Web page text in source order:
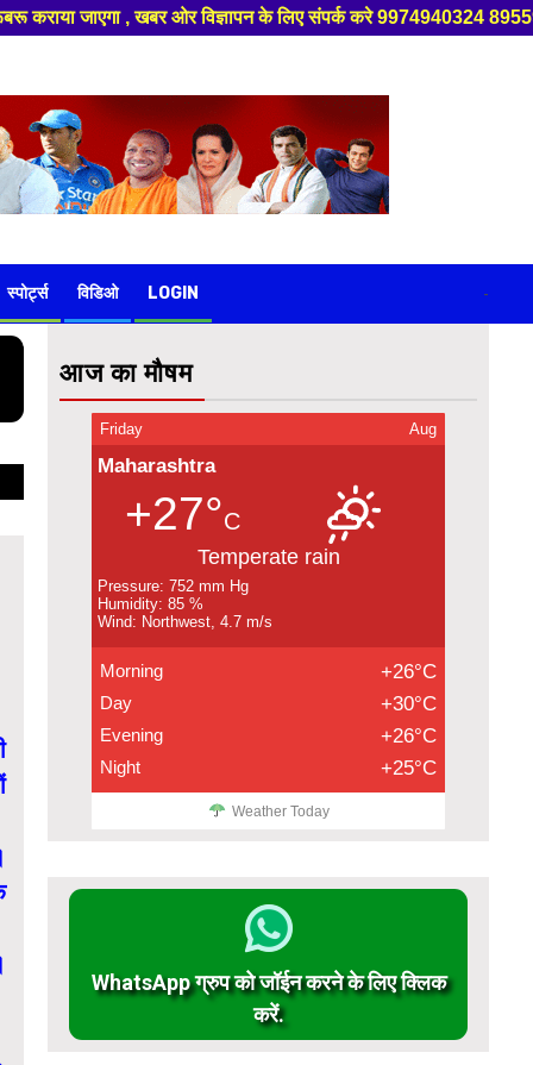
करे 9974940324 8955950335 ,हमारे यूट्यूब चैनल को सबस्क्राइब
स्पोर्ट्स विडिओ LOGIN -
आज का मौषम
Friday Aug
Maharashtra
+27°C
Temperate rain
Pressure: 752 mm Hg
Humidity: 85 %
Wind: Northwest, 4.7 m/s
Morning +26°C
Day +30°C
Evening +26°C
Night +25°C
Weather Today
WhatsApp ग्रुप को जॉईन करने के लिए क्लिक
करें.